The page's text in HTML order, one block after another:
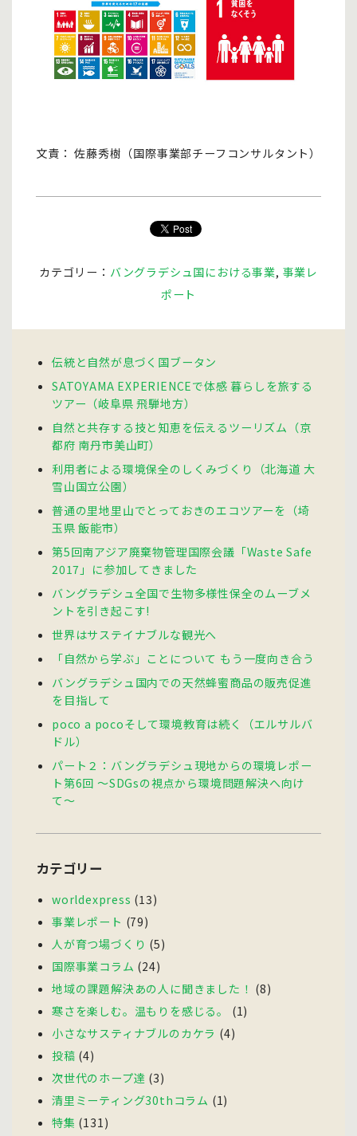
文責： 佐藤秀樹（国際事業部チーフコンサルタント）
カテゴリー： バングラデシュ国における事業, 事業レ
ポート
伝統と自然が息づく国ブータン
SATOYAMA EXPERIENCEで体感 暮らしを旅する
ツアー（岐阜県 飛騨地方）
自然と共存する技と知恵を伝えるツーリズム（京
都府 南丹市美山町）
利用者による環境保全のしくみづくり（北海道 大
雪山国立公園）
普通の里地里山でとっておきのエコツアーを（埼
玉県 飯能市）
第5回南アジア廃棄物管理国際会議「Waste Safe
2017」に参加してきました
バングラデシュ全国で生物多様性保全のムーブメ
ントを引き起こす!
世界はサステイナブルな観光へ
「自然から学ぶ」ことについて もう一度向き合う
バングラデシュ国内での天然蜂蜜商品の販売促進
を目指して
poco a pocoそして環境教育は続く（エルサルバ
ドル）
パート２：バングラデシュ現地からの環境レポー
ト第6回 〜SDGsの視点から環境問題解決へ向け
て〜
カテゴリー
worldexpress (13)
事業レポート (79)
人が育つ場づくり (5)
国際事業コラム (24)
地域の課題解決あの人に聞きました！ (8)
寒さを楽しむ。温もりを感じる。
(1)
小さなサスティナブルのカケラ (4)
投稿 (4)
次世代のホープ達 (3)
清里ミーティング30thコラム (1)
特集 (131)